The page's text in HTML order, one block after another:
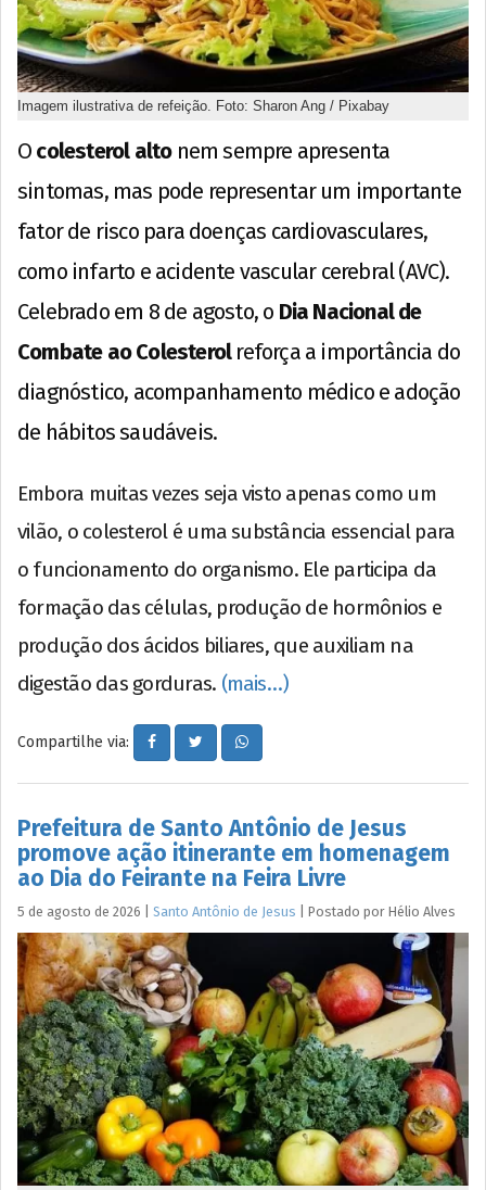
Imagem ilustrativa de refeição. Foto: Sharon Ang / Pixabay
O colesterol altonem sempre apresenta
sintomas, mas pode representar um importante
fator de risco para doenças cardiovasculares,
como infarto e acidente vascular cerebral (AVC).
Celebrado em 8 de agosto, o Dia Nacional de
Combate ao Colesterolreforça a importância do
diagnóstico, acompanhamento médico e adoção
de hábitos saudáveis.
Embora muitas vezes seja visto apenas como um
vilão, o colesterol é uma substância essencial para
o funcionamento do organismo. Ele participa da
formação das células, produção de hormônios e
produção dos ácidos biliares, que auxiliam na
digestão das gorduras. (mais…)
Compartilhe via:
Prefeitura de Santo Antônio de Jesus
promove ação itinerante em homenagem
ao Dia do Feirante na Feira Livre
5 de agosto de 2026 Santo Antônio de Jesus Postado por Hélio Alves